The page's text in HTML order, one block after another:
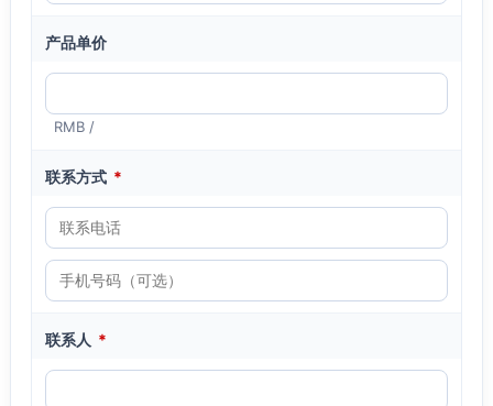
产品单价
RMB /
联系方式 *
联系人 *